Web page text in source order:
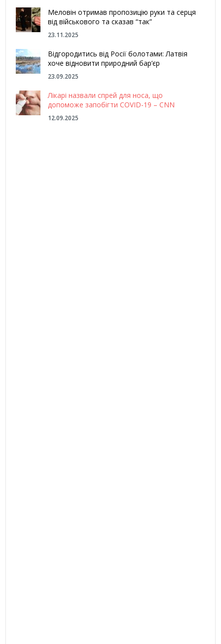
Меловін отримав пропозицію руки та серця
від військового та сказав “так”
23.11.2025
Відгородитись від Росії болотами: Латвія
хоче відновити природний бар’єр
23.09.2025
Лікарі назвали спрей для носа, що
допоможе запобігти COVID-19 – CNN
12.09.2025